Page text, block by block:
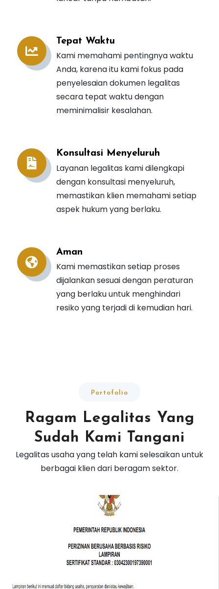
Tepat Waktu
Kami memahami pentingnya waktu
Anda, karena itu kami fokus pada
penyelesaian dokumen legalitas
secara tepat waktu dengan
meminimalisir kesalahan.
Konsultasi Menyeluruh
Layanan legalitas kami dilengkapi
dengan konsultasi menyeluruh,
memastikan klien memahami setiap
aspek hukum yang berlaku.
Aman
Kami memastikan setiap proses
dijalankan sesuai dengan peraturan
yang berlaku untuk menghindari
resiko yang terjadi di kemudian hari.
Portofolio
Ragam Legalitas Yang
Sudah Kami Tangani
Legalitas usaha yang telah kami selesaikan untuk
berbagai klien dari beragam sektor.
Lihat Semua